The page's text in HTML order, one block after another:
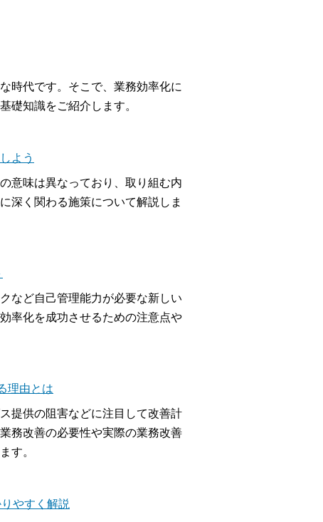
時代です。そこで、業務効率化に
礎知識をご紹介します。
よう
意味は異なっており、取り組む内
深く関わる施策について解説しま
など自己管理能力が必要な新しい
率化を成功させるための注意点や
理由とは
提供の阻害などに注目して改善計
務改善の必要性や実際の業務改善
す。
やすく解説